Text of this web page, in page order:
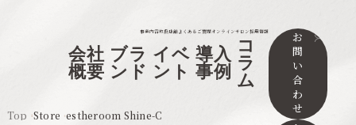
事業内容取扱店舗よくあるご質問オンラインサロン採用情報
会社
概要
ブラ
ンド
イベ
ント
導入
事例
コ
ラ
ム
お
問
い
合
わ
せ
Top Store estheroom Shine-C